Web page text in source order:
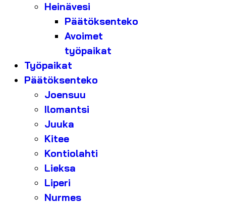
Heinävesi
Päätöksenteko
Avoimet
työpaikat
Työpaikat
Päätöksenteko
Joensuu
Ilomantsi
Juuka
Kitee
Kontiolahti
Lieksa
Liperi
Nurmes